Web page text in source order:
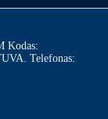
Kodas:
Telefonas: